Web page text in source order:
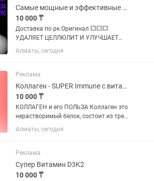
Самые мощные и эффективные капсулы для похудения every day усиленная форма
10 000 ₸
Доставка по рк Оригинал 💥💥💥
УДАЛЯЕТ ЦЕЛЛЮЛИТ И УЛУЧШАЕТ
СОСТОЯНИЕ КОЖИ, ВОЛОС, НОГТЕЙ
МЯГКО И ЭФФЕКТИВНО СНИЖАЕТ ВЕС
И ПОЗВОЛЯЕТ ДОЛЬШЕ СОХРАНЯТЬ
ЧУВСТВО...
Алматы, сегодня
Реклама
Коллаген - SUPER Immune с витаминно-минеральным комплексом
10 000 ₸
КОЛЛАГЕН и его ПОЛЬЗА Коллаген это
нерастворимый белок, состоит из трех
аминокислот: пролина, глицина и
гидроксипролина. Благодаря
прочными, упругими и легко
поддаются...
Алматы, сегодня
Реклама
Супер Витамин D3K2
10 000 ₸